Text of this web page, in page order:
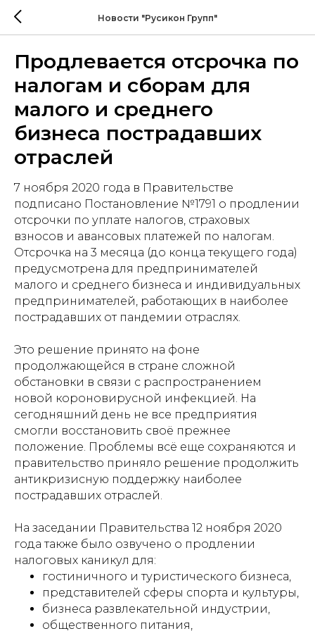
Новости "Русикон Групп"
Продлевается отсрочка по
налогам и сборам для
малого и среднего
бизнеса пострадавших
отраслей
7 ноября 2020 года в Правительстве
подписано Постановление №1791 о продлении
отсрочки по уплате налогов, страховых
взносов и авансовых платежей по налогам.
Отсрочка на 3 месяца (до конца текущего года)
предусмотрена для предпринимателей
малого и среднего бизнеса и индивидуальных
предпринимателей, работающих в наиболее
пострадавших от пандемии отраслях.
Это решение принято на фоне
продолжающейся в стране сложной
обстановки в связи с распространением
новой короновирусной инфекцией. На
сегодняшний день не все предприятия
смогли восстановить своё прежнее
положение. Проблемы всё еще сохраняются и
правительство приняло решение продолжить
антикризисную поддержку наиболее
пострадавших отраслей.
На заседании Правительства 12 ноября 2020
года также было озвучено о продлении
налоговых каникул для:
гостиничного и туристического бизнеса,
представителей сферы спорта и культуры,
бизнеса развлекательной индустрии,
общественного питания,